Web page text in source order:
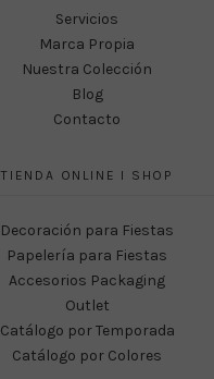
Servicios
Marca Propia
Nuestra Colección
Blog
Contacto
TIENDA ONLINE I SHOP
Decoración para Fiestas
Papelería para Fiestas
Accesorios Packaging
Outlet
Catálogo por Temporada
Catálogo por Colores